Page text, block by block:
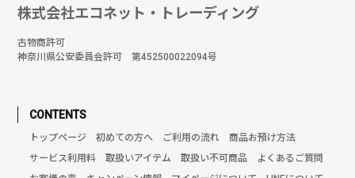
株式会社エコネット・トレーディング
古物商許可
神奈川県公安委員会許可 第452500022094号
CONTENTS
トップページ 初めての方へ ご利用の流れ
商品お預け方法
サービス利用料
取扱いアイテム 取扱い不可商品
よくあるご質問